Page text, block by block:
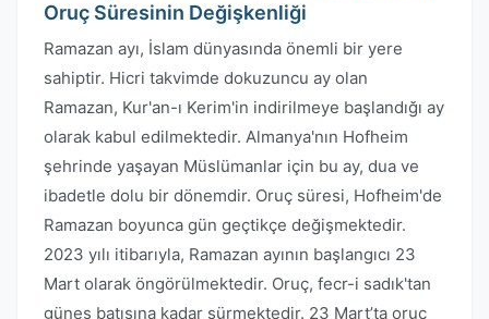
Oruç Süresinin Değişkenliği
Ramazan ayı, İslam dünyasında önemli bir yere
sahiptir. Hicri takvimde dokuzuncu ay olan
Ramazan, Kur'an-ı Kerim'in indirilmeye başlandığı ay
olarak kabul edilmektedir. Almanya'nın Hofheim
şehrinde yaşayan Müslümanlar için bu ay, dua ve
ibadetle dolu bir dönemdir. Oruç süresi, Hofheim'de
Ramazan boyunca gün geçtikçe değişmektedir.
2023 yılı itibarıyla, Ramazan ayının başlangıcı 23
Mart olarak öngörülmektedir. Oruç, fecr-i sadık'tan
güneş batışına kadar sürmektedir. 23 Mart’ta oruç